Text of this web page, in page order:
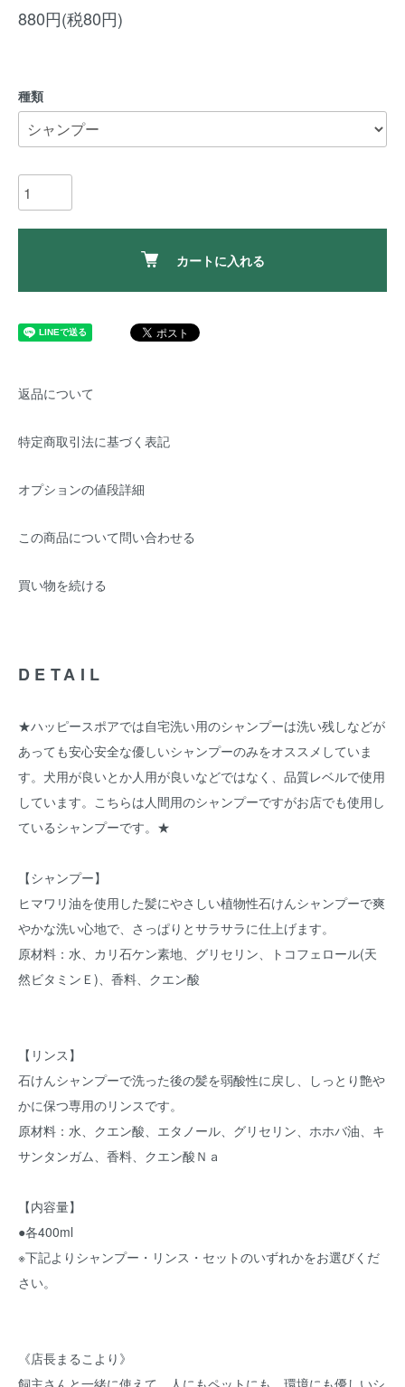
880円(税80円)
種類
カートに入れる
返品について
特定商取引法に基づく表記
オプションの値段詳細
この商品について問い合わせる
買い物を続ける
DETAIL
★ハッピースポアでは自宅洗い用のシャンプーは洗い残しなどが
あっても安心安全な優しいシャンプーのみをオススメしていま
す。犬用が良いとか人用が良いなどではなく、品質レベルで使用
しています。こちらは人間用のシャンプーですがお店でも使用し
ているシャンプーです。★
【シャンプー】
ヒマワリ油を使用した髪にやさしい植物性石けんシャンプーで爽
やかな洗い心地で、さっぱりとサラサラに仕上げます。
原材料：水、カリ石ケン素地、グリセリン、トコフェロール(天
然ビタミンＥ)、香料、クエン酸
【リンス】
石けんシャンプーで洗った後の髪を弱酸性に戻し、しっとり艶や
かに保つ専用のリンスです。
原材料：水、クエン酸、エタノール、グリセリン、ホホバ油、キ
サンタンガム、香料、クエン酸Ｎａ
【内容量】
●各400ml
※下記よりシャンプー・リンス・セットのいずれかをお選びくだ
さい。
《店長まるこより》
飼主さんと一緒に使えて、人にもペットにも、環境にも優しいシ